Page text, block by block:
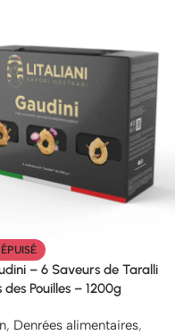
– 6 Saveurs de Taralli
Pouilles – 1200g
, Denrées alimentaires,